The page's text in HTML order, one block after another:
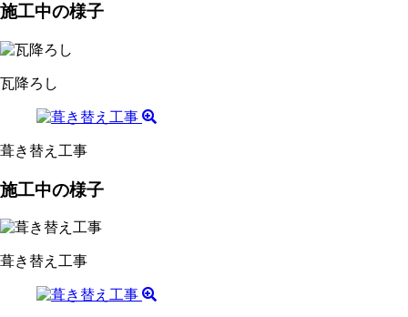
施工中の様子
瓦降ろし
葺き替え工事
施工中の様子
葺き替え工事